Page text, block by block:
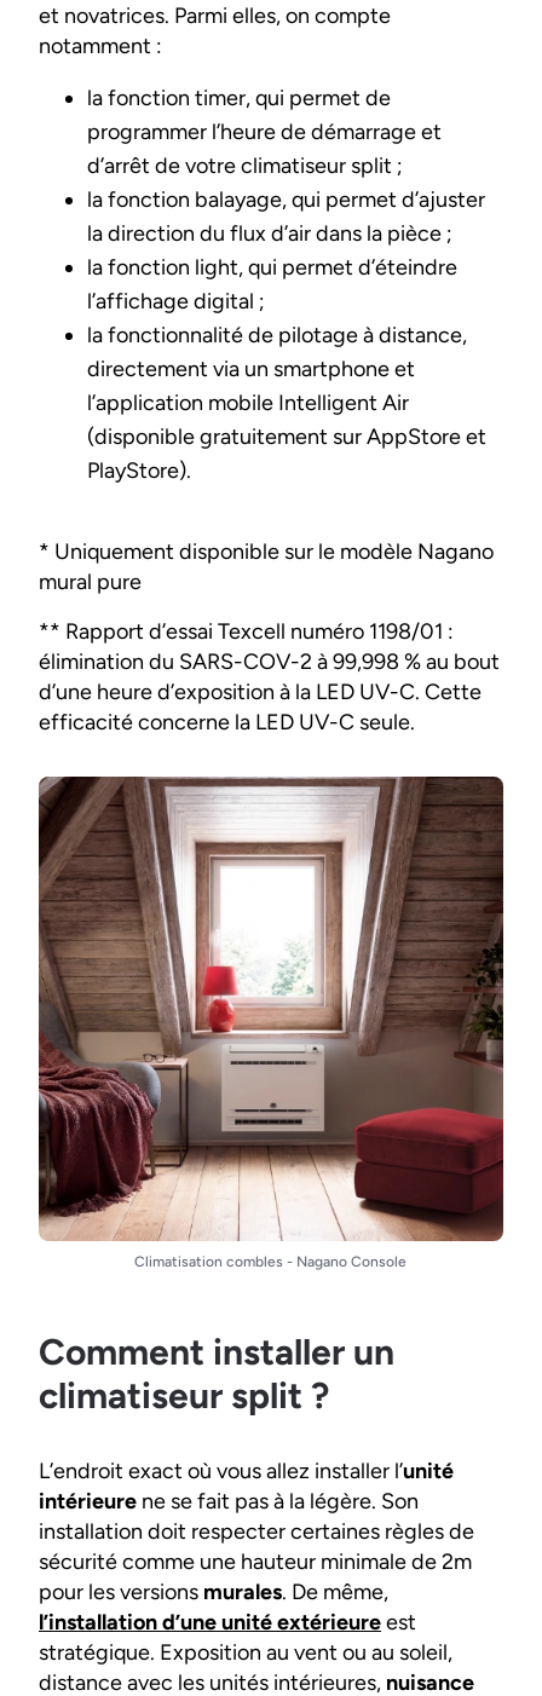
et novatrices. Parmi elles, on compte
notamment :
la fonction timer, qui permet de
programmer l’heure de démarrage et
d’arrêt de votre climatiseur split ;
la fonction balayage, qui permet d’ajuster
la direction du flux d’air dans la pièce ;
la fonction light, qui permet d’éteindre
l’affichage digital ;
la fonctionnalité de pilotage à distance,
directement via un smartphone et
l’application mobile Intelligent Air
(disponible gratuitement sur AppStore et
PlayStore).
* Uniquement disponible sur le modèle Nagano
mural pure
** Rapport d’essai Texcell numéro 1198/01 :
élimination du SARS-COV-2 à 99,998 % au bout
d’une heure d’exposition à la LED UV-C. Cette
efficacité concerne la LED UV-C seule.
Climatisation combles - Nagano Console
Comment installer un
climatiseur split ?
L’endroit exact où vous allez installer l’unité
intérieure ne se fait pas à la légère. Son
installation doit respecter certaines règles de
sécurité comme une hauteur minimale de 2m
pour les versions murales. De même,
l’installation d’une unité extérieureest
stratégique. Exposition au vent ou au soleil,
distance avec les unités intérieures, nuisance